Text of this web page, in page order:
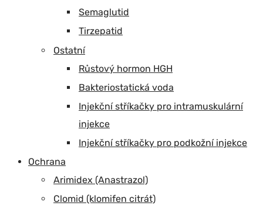
Semaglutid
Tirzepatid
Ostatní
Růstový hormon HGH
Bakteriostatická voda
Injekční stříkačky pro intramuskulární
injekce
Injekční stříkačky pro podkožní injekce
Ochrana
Arimidex (Anastrazol)
Clomid (klomifen citrát)